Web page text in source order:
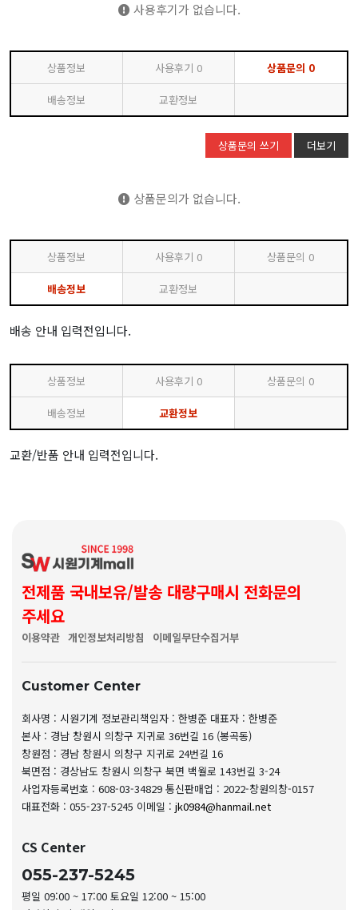
사용후기가 없습니다.
상품정보 사용후기 0 상품문의 0
배송정보 교환정보
상품문의 쓰기 더보기
상품문의가 없습니다.
상품정보 사용후기 0 상품문의 0
배송정보 교환정보
배송 안내 입력전입니다.
상품정보 사용후기 0 상품문의 0
배송정보 교환정보
교환/반품 안내 입력전입니다.
전제품 국내보유/발송 대량구매시 전화문의
주세요
이용약관 개인정보처리방침 이메일무단수집거부
Customer Center
회사명 : 시원기계 정보관리책임자 : 한병준 대표자 : 한병준
본사 : 경남 창원시 의창구 지귀로 36번길 16 (봉곡동)
창원점 : 경남 창원시 의창구 지귀로 24번길 16
북면점 : 경상남도 창원시 의창구 북면 백월로 143번길 3-24
사업자등록번호 : 608-03-34829 통신판매업 : 2022-창원의창-0157
대표전화 : 055-237-5245 이메일 : jk0984@hanmail.net
CS Center
055-237-5245
평일 09:00 ~ 17:00 토요일 12:00 ~ 15:00